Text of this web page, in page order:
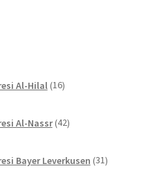
Al-Hilal 16izdelkov
Al-Nassr 42izdelkov
Bayer Leverkusen 31izdelkov